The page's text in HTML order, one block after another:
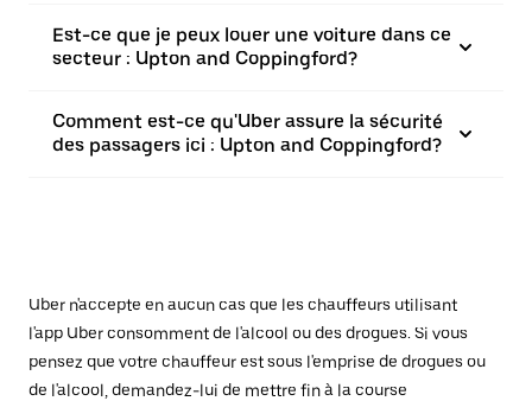
Est-ce que je peux louer une voiture dans ce
secteur : Upton and Coppingford?
Comment est-ce qu'Uber assure la sécurité
des passagers ici : Upton and Coppingford?
Uber n'accepte en aucun cas que les chauffeurs utilisant
l'app Uber consomment de l'alcool ou des drogues. Si vous
pensez que votre chauffeur est sous l'emprise de drogues ou
de l'alcool, demandez-lui de mettre fin à la course